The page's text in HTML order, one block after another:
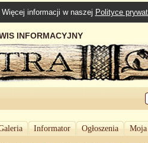
informacji w naszej Polityce
INFORMACYJNY
Informator Ogłoszenia Moja